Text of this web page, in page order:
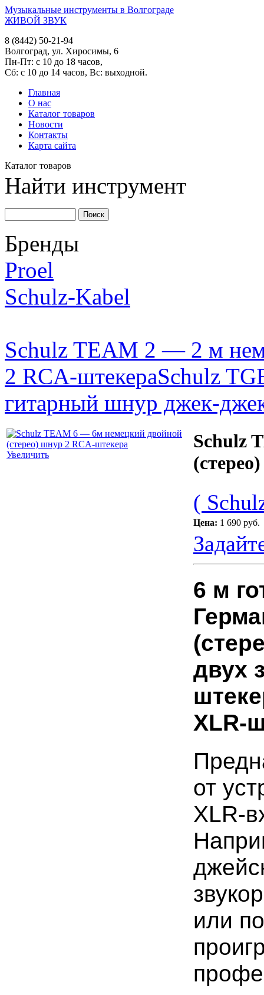
Музыкальные инструменты в Волгограде
ЖИВОЙ ЗВУК
8 (8442) 50-21-94
Волгоград, ул. Хиросимы, 6
Пн-Пт: с 10 до 18 часов,
Сб: с 10 до 14 часов, Вс: выходной.
Главная
О нас
Каталог товаров
Новости
Контакты
Карта сайта
Каталог товаров
Найти инструмент
Бренды
Proel
Schulz-Kabel
Schulz TEAM 2 — 2 м
2 RCA-штекераSchulz
гитарный шнур джек-
Увеличить
Schulz
(
Цена: 1 690 руб.
6 м
двух
XLR-
от
XLR-
или